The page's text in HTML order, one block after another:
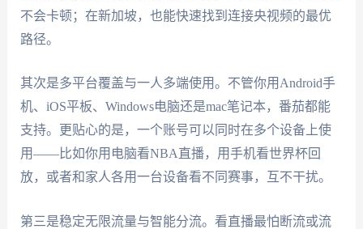
不会卡顿；在新加坡，也能快速找到连接央视频的最优
路径。
其次是多平台覆盖与一人多端使用。不管你用Android手
机、iOS平板、Windows电脑还是mac笔记本，番茄都能
支持。更贴心的是，一个账号可以同时在多个设备上使
用——比如你用电脑看NBA直播，用手机看世界杯回
放，或者和家人各用一台设备看不同赛事，互不干扰。
第三是稳定无限流量与智能分流。看直播最怕断流或流